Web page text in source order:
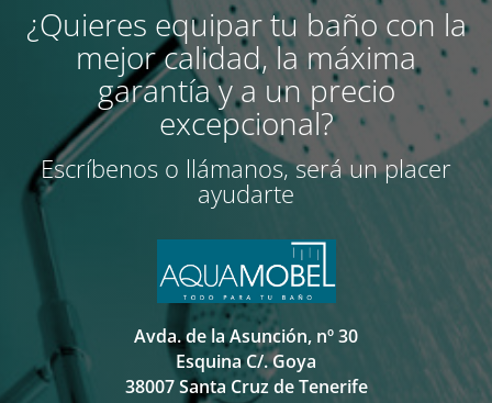
¿Quieres equipar tu baño con la
mejor calidad, la máxima
garantía y a un precio
excepcional?
Escríbenos o llámanos, será un placer
ayudarte
Avda. de la Asunción, nº 30
Esquina C/. Goya
38007 Santa Cruz de Tenerife